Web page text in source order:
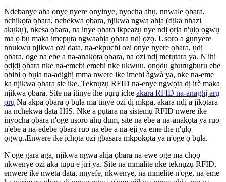
Ndebanye aha onye nyere onyinye, nyocha ahụ, nnwale ọbara,
nchịkọta ọbara, nchekwa ọbara, njikwa ngwa ahịa (dịka nhazi
akụkụ), nkesa ọbara, na inye ọbara ikpeazụ nye ndị ọrịa n'ụlọ ọgwụ
ma ọ bụ maka imepụta ngwaahịa ọbara ndị ọzọ. Usoro a gụnyere
nnukwu njikwa ozi data, na-ekpuchi ozi onye nyere ọbara, ụdị
ọbara, oge na ebe a na-anakọta ọbara, na ozi ndị metụtara ya. N'ihi
ọdịdị ọbara nke na-emebi emebi nke ukwuu, ọnọdụ gburugburu ebe
obibi ọ bụla na-adịghị mma nwere ike imebi àgwà ya, nke na-eme
ka njikwa ọbara sie ike. Teknụzụ RFID na-enye ngwọta dị irè maka
njikwa ọbara. Site na itinye ihe pụrụ iche akara RFID na-anaghị arụ
ọrụ Na akpa ọbara ọ bụla ma tinye ozi dị mkpa, akara ndị a jikọtara
na nchekwa data HIS. Nke a pụtara na sistemụ RFID nwere ike
inyocha ọbara n'oge usoro ahụ dum, site na ebe a na-anakọta ya ruo
n'ebe a na-edebe ọbara ruo na ebe a na-eji ya eme ihe n'ụlọ
ọgwụ..Enwere ike ịchọta ozi gbasara mkpokọta ya n'oge ọ bụla.
N'oge gara aga, njikwa ngwa ahịa ọbara na-ewe oge ma chọọ
nkwenye ozi aka tupu e jiri ya. Site na mmalite nke teknụzụ RFID,
enwere ike nweta data, nnyefe, nkwenye, na mmelite n'oge, na-eme